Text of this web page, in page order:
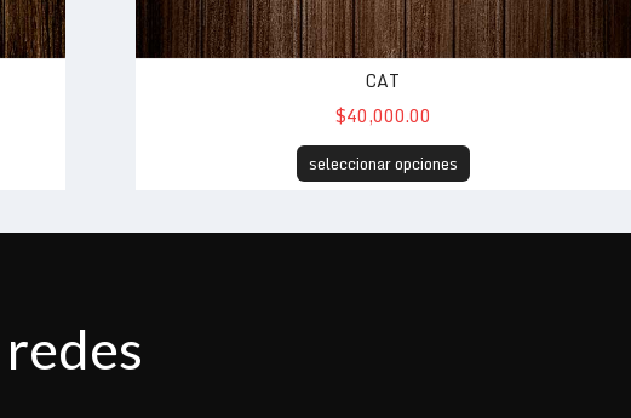
CAT
$40,000.00
seleccionar opciones